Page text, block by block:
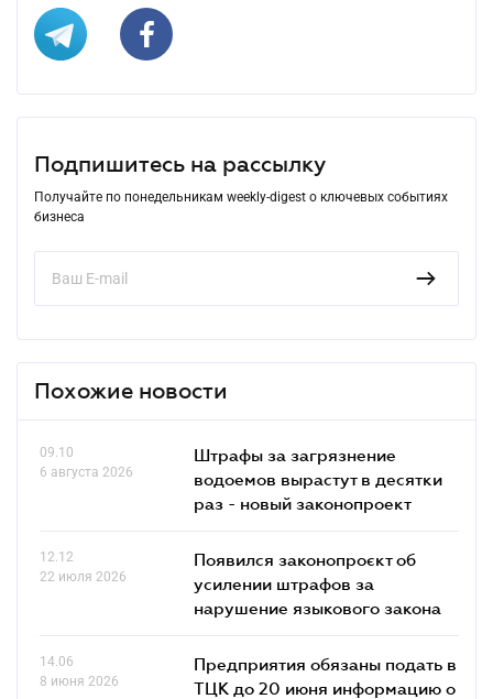
Подпишитесь на рассылку
Получайте по понедельникам weekly-digest о ключевых событиях
бизнеса
Похожие новости
09.10
6 августа 2026
Штрафы за загрязнение
водоемов вырастут в десятки
раз - новый законопроект
12.12
22 июля 2026
Появился законопроєкт об
усилении штрафов за
нарушение языкового закона
14.06
8 июня 2026
Предприятия обязаны подать в
ТЦК до 20 июня информацию о